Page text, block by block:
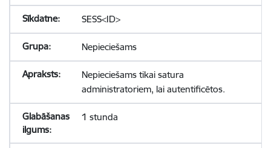
SESS<ID>
Nepieciešams
Nepieciešams tikai satura
administratoriem, lai autentificētos.
1 stunda